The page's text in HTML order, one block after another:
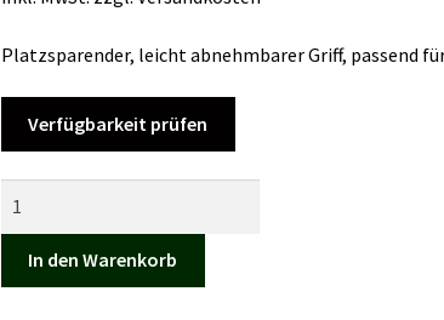
Platzsparender, leicht abnehmbarer Griff, passend
Verfügbarkeit prüfen
Topfset
Skipper
In den Warenkorb